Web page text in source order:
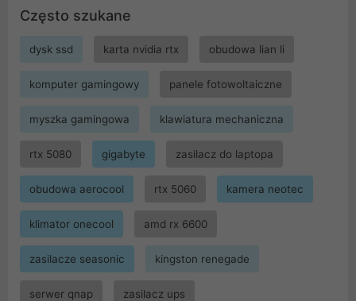
Często szukane
dysk ssd karta nvidia rtx obudowa lian li
komputer gamingowy panele fotowoltaiczne
myszka gamingowa klawiatura mechaniczna
rtx 5080 gigabyte zasilacz do laptopa
obudowa aerocool rtx 5060 kamera neotec
klimator onecool amd rx 6600
zasilacze seasonic kingston renegade
serwer qnap zasilacz ups